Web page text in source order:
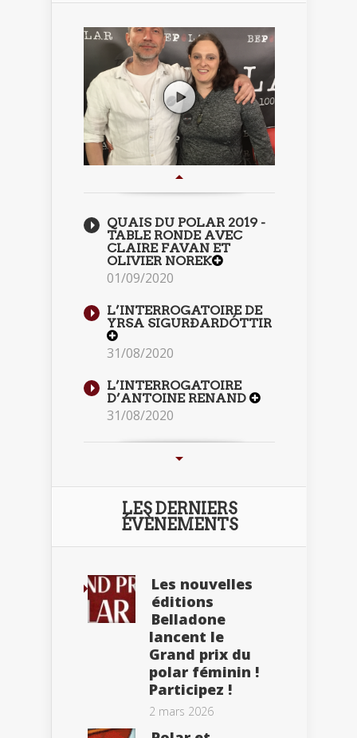
QUAIS DU POLAR 2019 -
TABLE RONDE AVEC
CLAIRE FAVAN ET
OLIVIER NOREK
01/09/2020
L’INTERROGATOIRE DE
YRSA SIGURÐARDÓTTIR
31/08/2020
L’INTERROGATOIRE
D’ANTOINE RENAND
31/08/2020
LES DERNIERS
ÉVÈNEMENTS
Les nouvelles
éditions
Belladone
lancent le
Grand prix du
polar féminin !
Participez !
2 mars 2026